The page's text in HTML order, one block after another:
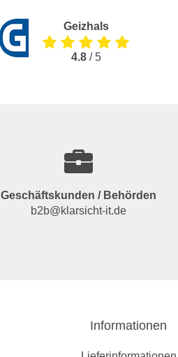
Geizhals
4.8/ 5
Geschäftskunden / Behörden
b2b@klarsicht-it.de
Informationen